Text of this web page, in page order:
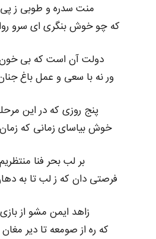
منت سدره و طوبی ز
که چو خوش بنگری ای سرو
دولت آن است که بی خون
ور نه با سعی و عمل باغ
پنج روزی که در این
خوش بیاسای زمانی که
بر لب بحر فنا
فرصتی دان که ز لب تا به
زاهد ایمن مشو از
که ره از صومعه تا دیر